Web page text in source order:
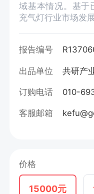
域基本情况。基于
充气灯行业市场发
报告编号
出品单位 共研产
订购电话 010-
客服邮箱
价格
15000元